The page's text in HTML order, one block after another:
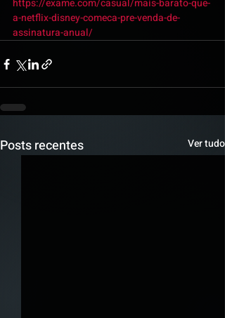
https://exame.com/casual/mais-barato-que-
a-netflix-disney-comeca-pre-venda-de-
assinatura-anual/
Posts recentes Ver tudo